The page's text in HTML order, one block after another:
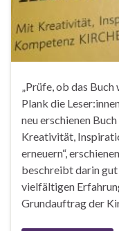
„Prüfe, ob das
Plank die
neu erschienen
Kreativität,
erneuern“,
beschreibt darin gut
vielfältigen
Grundauftrag der